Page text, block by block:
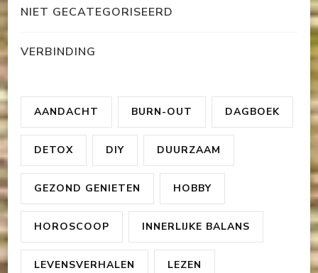
NIET GECATEGORISEERD
VERBINDING
AANDACHT BURN-OUT DAGBOEK
DETOX DIY DUURZAAM
GEZOND GENIETEN HOBBY
HOROSCOOP INNERLIJKE BALANS
LEVENSVERHALEN LEZEN